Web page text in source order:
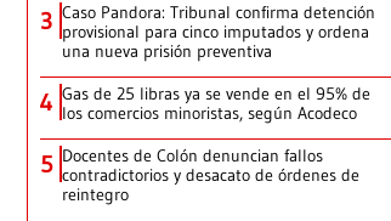
3 Caso Pandora: Tribunal confirma detención
provisional para cinco imputados y ordena
una nueva prisión preventiva
4 Gas de 25 libras ya se vende en el 95% de
los comercios minoristas, según Acodeco
5 Docentes de Colón denuncian fallos
contradictorios y desacato de órdenes de
reintegro